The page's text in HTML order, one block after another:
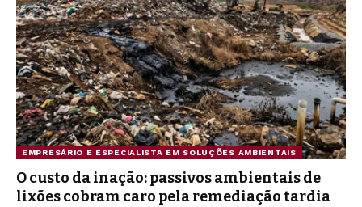
EMPRESÁRIO E ESPECIALISTA EM SOLUÇÕES AMBIENTAIS
O custo da inação: passivos ambientais de
lixões cobram caro pela remediação tardia